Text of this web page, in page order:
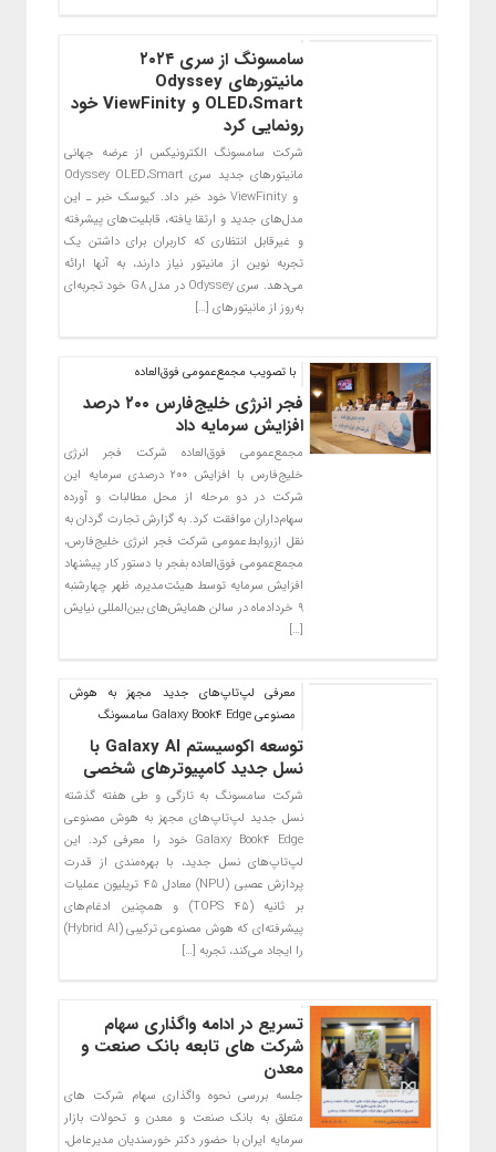
سامسونگ از سری ۲۰۲۴
مانیتورهای Odyssey
OLED،Smart و ViewFinity خود
رونمایی کرد
شرکت سامسونگ الکترونیکس از عرضه جهانی
مانیتورهای جدید سری Odyssey OLED،Smart
و ViewFinity خود خبر داد. کیوسک خبر ـ این
مدل‌های جدید و ارتقا یافته، قابلیت‌های پیشرفته
و غیرقابل انتظاری که کاربران برای داشتن یک
تجربه نوین از مانیتور نیاز دارند، به آنها ارائه
می‌دهد. سری Odyssey در مدل G8 خود تجربه‌ای
به‌روز از مانیتورهای […]
با تصویب مجمع‌عمومی فوق‌العاده
فجر انرژی خلیج‌فارس ۲۰۰ درصد
افزایش سرمایه داد
مجمع‌عمومی فوق‌العاده شرکت فجر انرژی
خلیج‌فارس با افزایش ۲۰۰ درصدی سرمایه این
شرکت در دو مرحله از محل مطالبات و آورده
سهام‌داران موافقت کرد. به گزارش تجارت گردان به
نقل ازروابط‌عمومی شرکت فجر انرژی خلیج‌فارس،
مجمع‌عمومی فوق‌العاده بفجر با دستور کار پیشنهاد
افزایش سرمایه توسط هیئت‌مدیره، ظهر چهارشنبه
۹ خردادماه در سالن همایش‌های بین‌المللی نیایش
[…]
معرفی لپ‌تاپ‌های جدید مجهز به هوش
مصنوعی Galaxy Book4 Edge سامسونگ
توسعه اکوسیستم Galaxy AI با
نسل جدید کامپیوترهای شخصی
شرکت سامسونگ به تازگی و طی هفته گذشته
نسل جدید لپ‌تاپ‌های مجهز به هوش مصنوعی
Galaxy Book4 Edge خود را معرفی کرد. این
لپ‌تاپ‌های نسل جدید، با بهره‌مندی از قدرت
پردازش عصبی (NPU) معادل ۴۵ تریلیون عملیات
‌بر ثانیه (۴۵ TOPS) و همچنین ادغام‌های
پیشرفته‌ای که هوش‌ مصنوعی ترکیبی (Hybrid AI)
را ایجاد می‌کند، تجربه […]
تسریع در ادامه واگذاری سهام
شرکت های تابعه بانک صنعت و
معدن
جلسه بررسی نحوه واگذاری سهام شرکت های
متعلق به بانک صنعت و معدن و تحولات بازار
سرمایه ایران با حضور دکتر خورسندیان مدیرعامل،